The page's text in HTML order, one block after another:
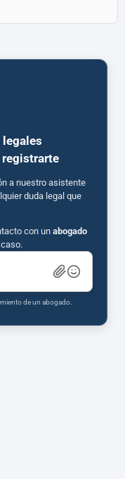
legales
a nuestro asistente
duda legal que
con un abogado
de un abogado.